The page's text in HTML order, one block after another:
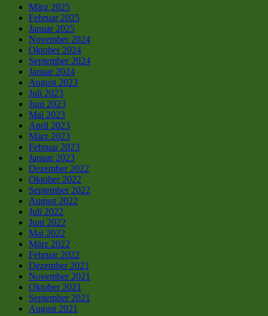
März 2025
Februar 2025
Januar 2025
November 2024
Oktober 2024
September 2024
Januar 2024
August 2023
Juli 2023
Juni 2023
Mai 2023
April 2023
März 2023
Februar 2023
Januar 2023
Dezember 2022
Oktober 2022
September 2022
August 2022
Juli 2022
Juni 2022
Mai 2022
März 2022
Februar 2022
Dezember 2021
November 2021
Oktober 2021
September 2021
August 2021